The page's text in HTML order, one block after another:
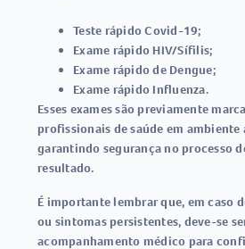
Teste rápido Covid-19;
Exame rápido HIV/Sífilis;
Exame rápido de Dengue;
Exame rápido Influenza.
Esses exames são previamente
profissionais de saúde em ambiente
garantindo segurança no processo
resultado.
É importante lembrar que, em caso
ou sintomas persistentes, deve-se
acompanhamento médico para